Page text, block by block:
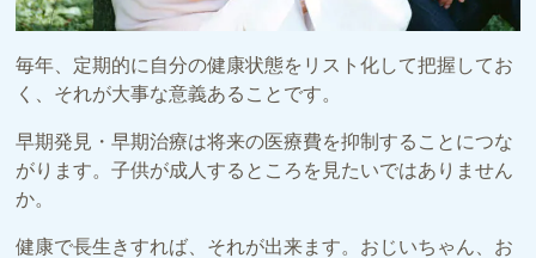
毎年、定期的に自分の健康状態をリスト化して把握してお
く、それが大事な意義あることです。
早期発見・早期治療は将来の医療費を抑制することにつな
がります。子供が成人するところを見たいではありません
か。
健康で長生きすれば、それが出来ます。おじいちゃん、お